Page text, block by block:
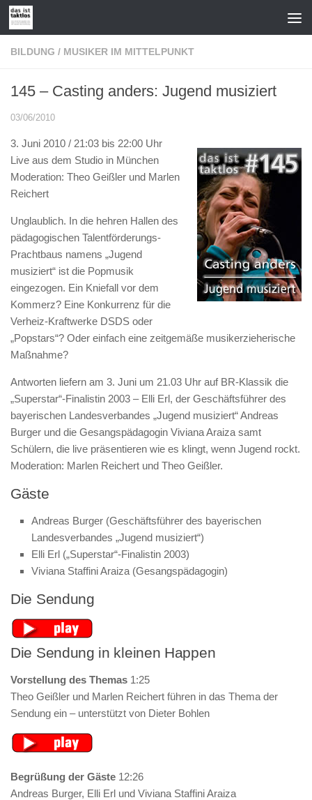
Zum Inhalt springen
BILDUNG / MUSIKER IM MITTELPUNKT
145 – Casting anders: Jugend musiziert
03/06/2010
3. Juni 2010 / 21:03 bis 22:00 Uhr
Live aus dem Studio in München
Moderation: Theo Geißler und Marlen
Reichert
Unglaublich. In die hehren Hallen des
pädagogischen Talentförderungs-
Prachtbaus namens „Jugend
musiziert“ ist die Popmusik
eingezogen. Ein Kniefall vor dem
Kommerz? Eine Konkurrenz für die
Verheiz-Kraftwerke DSDS oder
„Popstars“? Oder einfach eine zeitgemäße musikerzieherische
Maßnahme?
Antworten liefern am 3. Juni um 21.03 Uhr auf BR-Klassik die
„Superstar“-Finalistin 2003 – Elli Erl, der Geschäftsführer des
bayerischen Landesverbandes „Jugend musiziert“ Andreas
Burger und die Gesangspädagogin Viviana Araiza samt
Schülern, die live präsentieren wie es klingt, wenn Jugend rockt.
Moderation: Marlen Reichert und Theo Geißler.
Gäste
Andreas Burger (Geschäftsführer des bayerischen
Landesverbandes „Jugend musiziert“)
Elli Erl („Superstar“-Finalistin 2003)
Viviana Staffini Araiza (Gesangspädagogin)
Die Sendung
Die Sendung in kleinen Happen
Vorstellung des Themas 1:25
Theo Geißler und Marlen Reichert führen in das Thema der
Sendung ein – unterstützt von Dieter Bohlen
Begrüßung der Gäste 12:26
Andreas Burger, Elli Erl und Viviana Staffini Araiza